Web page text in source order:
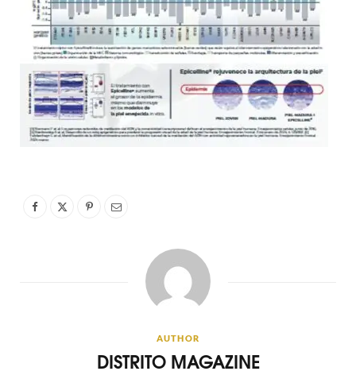
AUTHOR
DISTRITO MAGAZINE